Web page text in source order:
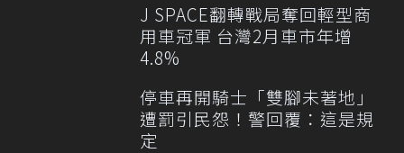
J SPACE翻轉戰局奪回輕型商
用車冠軍 台灣2月車市年增
4.8%
停車再開騎士「雙腳未著地」
遭罰引民怨！警回覆：這是規
定